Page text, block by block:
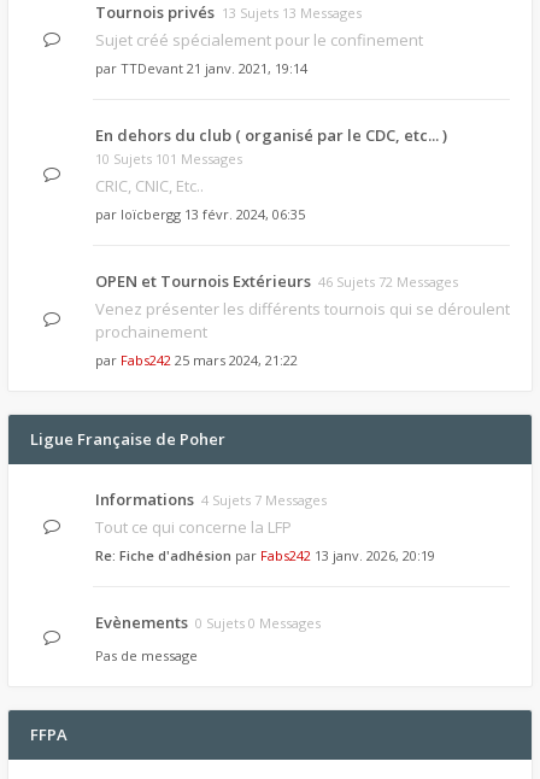
Tournois privés 13 Sujets 13 Messages
Sujet créé spécialement pour le confinement
par TTDevant 21 janv. 2021, 19:14
En dehors du club ( organisé par le CDC, etc... )
10 Sujets 101 Messages
CRIC, CNIC, Etc..
par loïcbergg 13 févr. 2024, 06:35
OPEN et Tournois Extérieurs 46 Sujets 72 Messages
Venez présenter les différents tournois qui se déroulent
prochainement
par Fabs242 25 mars 2024, 21:22
Ligue Française de Poher
Informations 4 Sujets 7 Messages
Tout ce qui concerne la LFP
Re: Fiche d'adhésion par Fabs242 13 janv. 2026, 20:19
Evènements 0 Sujets 0 Messages
Pas de message
FFPA